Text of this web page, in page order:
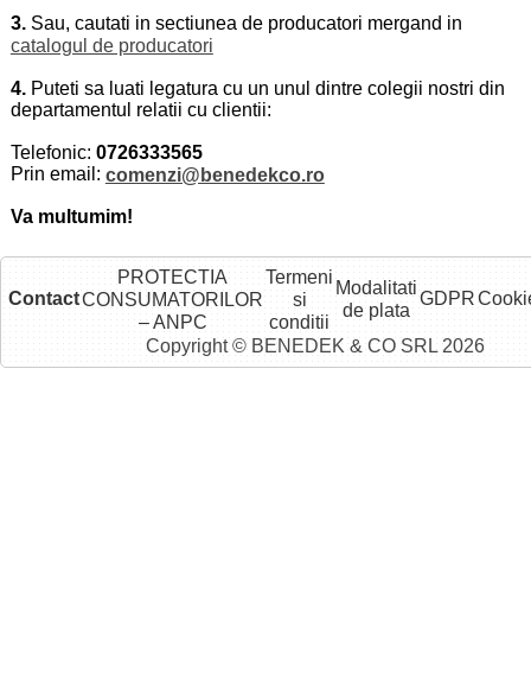
3. Sau, cautati in sectiunea de producatori mergand in
catalogul de producatori
4. Puteti sa luati legatura cu un unul dintre colegii nostri din
departamentul relatii cu clientii:
Telefonic: 0726333565
Prin email: comenzi@benedekco.ro
Va multumim!
Contact
PROTECTIA
CONSUMATORILOR
– ANPC
Termeni
si
conditii
Modalitati
de plata
GDPR
Copyright © BENEDEK & CO SRL 2026